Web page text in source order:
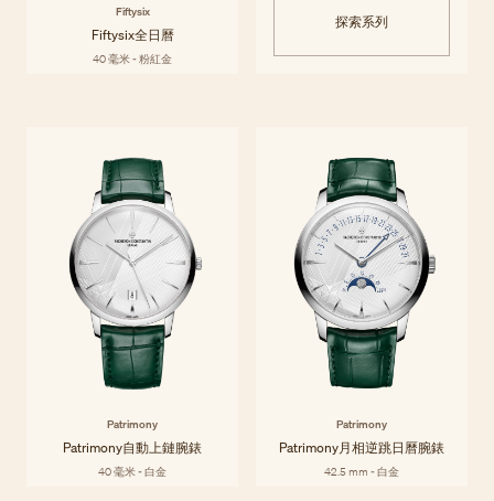
Fiftysix
Fiftysix全日曆
40 毫米 - 粉紅金
探索系列
Patrimony
Patrimony系列將1950年代極簡主義的精緻感提升至新境界，透過纖薄的
錶殼和富有創意的簡約功能顯示彰顯純粹線條。
探索系列
Patrimony
Patrimony自動上鏈腕錶
40 毫米 - 白金
Patrimony
Patrimony月相逆跳日曆腕錶
42.5 mm - 白金